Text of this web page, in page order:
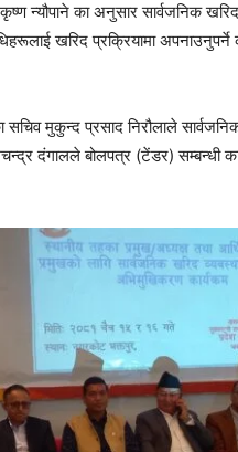
न्यौपाने का अनुसार सार्वजनिक
खरिद प्रक्रियामा अपनाउनुपर्ने
मुकुन्द प्रसाद निरौलाले
दंगालले बोलपत्र (टेंडर) सम्बन्धी